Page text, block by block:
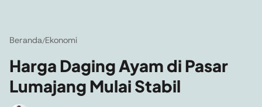
Beranda/Ekonomi
Harga Daging Ayam di Pasar
Lumajang Mulai Stabil